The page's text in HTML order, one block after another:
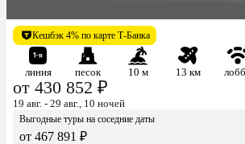
Кешбэк 4% по карте Т-Банка
линия песок 10 м 13 км
от 430 852 ₽
19 авг. - 29 авг., 10 ночей
Выгодные туры на соседние даты
от 467 891 ₽